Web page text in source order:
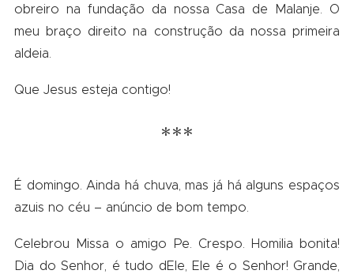
obreiro na fundação da nossa Casa de Malanje. O
meu braço direito na construção da nossa primeira
aldeia.
Que Jesus esteja contigo!
***
É domingo. Ainda há chuva, mas já há alguns espaços
azuis no céu – anúncio de bom tempo.
Celebrou Missa o amigo Pe. Crespo. Homilia bonita!
Dia do Senhor, é tudo dEle, Ele é o Senhor! Grande,